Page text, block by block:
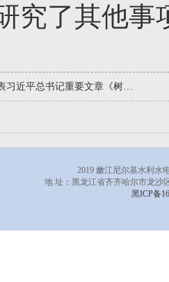
究了其他事
书记重要文章《树立和践行正确政绩观》
2019 嫩江尼尔基水利水
地 址：黑龙江省齐齐哈尔市龙
黑ICP备